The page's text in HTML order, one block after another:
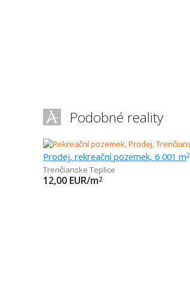
Podobné reality
Prodej, rekreační pozemek, 6 001 m2
Trenčianske Teplice
12,00 EUR/m2